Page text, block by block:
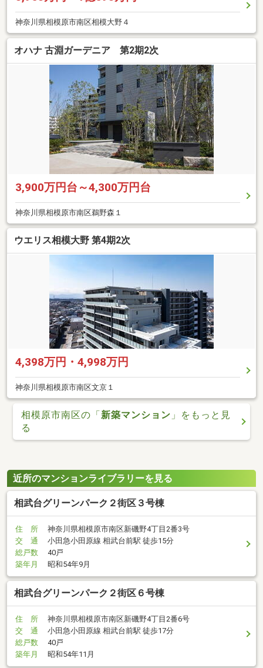
神奈川県相模原市南区相模大野４
オハナ 古淵ガーデニア 第2期2次
3,900万円台～4,300万円台
神奈川県相模原市南区鵜野森１
ウエリス相模大野 第4期2次
4,398万円・4,998万円
神奈川県相模原市南区文京１
相模原市南区の「新築マンション 」をもっと見
る
近所のマンションライブラリーを見る
相武台グリーンパーク２街区３号棟
住 所
神奈川県相模原市南区新磯野4丁目2番3号
交 通
小田急小田原線 相武台前駅 徒歩15分
総戸数
40戸
築年月
昭和54年9月
相武台グリーンパーク２街区６号棟
住 所
神奈川県相模原市南区新磯野4丁目2番6号
交 通
小田急小田原線 相武台前駅 徒歩17分
総戸数
40戸
築年月
昭和54年11月